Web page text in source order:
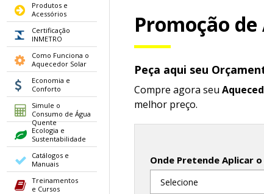
Produtos e
Acessórios
Certificação
INMETRO
Como Funciona o
Aquecedor Solar
Economia e
Conforto
Simule o
Consumo de Água
Quente
Ecologia e
Sustentabilidade
Catálogos e
Manuais
Treinamentos
e Cursos
Promoção
Peça aqui seu
Compre agora seu
melhor preço.
Onde Pretende Aplicar